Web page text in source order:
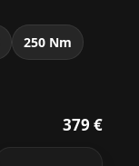
250 Nm
379 €